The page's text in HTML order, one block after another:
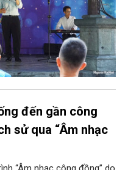
đến gần công
sử qua “Âm nhạc